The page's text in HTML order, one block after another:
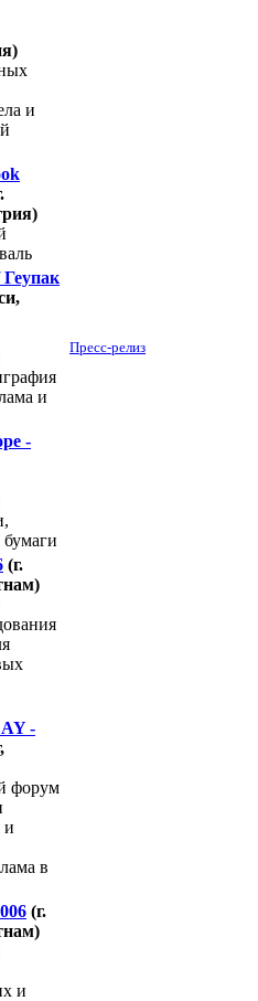
и
и
Пресс-релиз
-
(г.
-
форум
и
в
(г.
и